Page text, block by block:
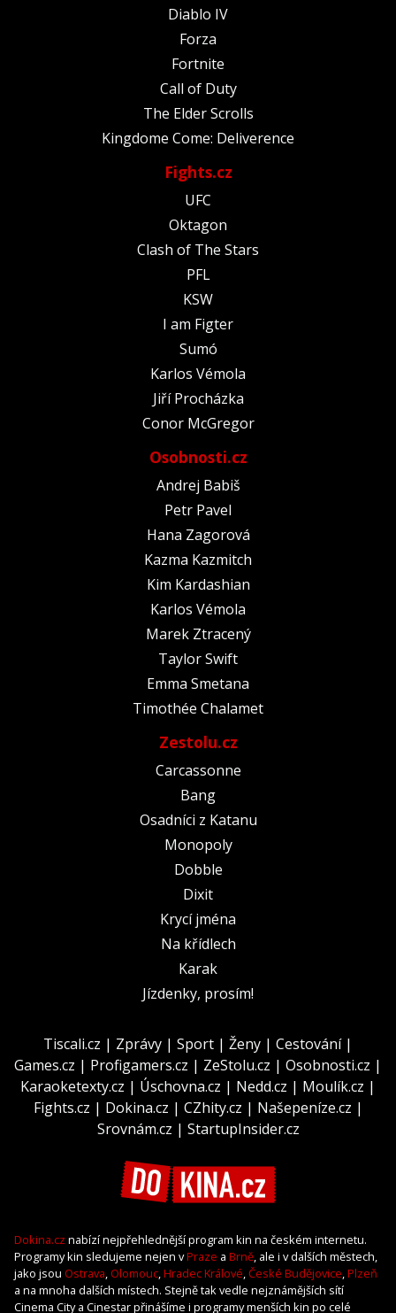
Diablo IV
Forza
Fortnite
Call of Duty
The Elder Scrolls
Kingdome Come: Deliverence
Fights.cz
UFC
Oktagon
Clash of The Stars
PFL
KSW
I am Figter
Sumó
Karlos Vémola
Jiří Procházka
Conor McGregor
Osobnosti.cz
Andrej Babiš
Petr Pavel
Hana Zagorová
Kazma Kazmitch
Kim Kardashian
Karlos Vémola
Marek Ztracený
Taylor Swift
Emma Smetana
Timothée Chalamet
Zestolu.cz
Carcassonne
Bang
Osadníci z Katanu
Monopoly
Dobble
Dixit
Krycí jména
Na křídlech
Karak
Jízdenky, prosím!
Tiscali.cz | Zprávy | Sport | Ženy | Cestování|
Games.cz | Profigamers.cz | ZeStolu.cz | Osobnosti.cz |
Karaoketexty.cz | Úschovna.cz | Nedd.cz | Moulík.cz |
Fights.cz | Dokina.cz | CZhity.cz | Našepeníze.cz |
Srovnám.cz | StartupInsider.cz
Dokina.cz nabízí nejpřehlednější program kin na českém internetu.
Programy kin sledujeme nejen vPraze a Brně, ale i v dalších městech,
jako jsou Ostrava, Olomouc,Hradec Králové,České Budějovice,Plzeň
a na mnoha dalších místech. Stejně tak vedle nejznámějších sítí
Cinema City a Cinestar přinášíme i programy menších kin po celé